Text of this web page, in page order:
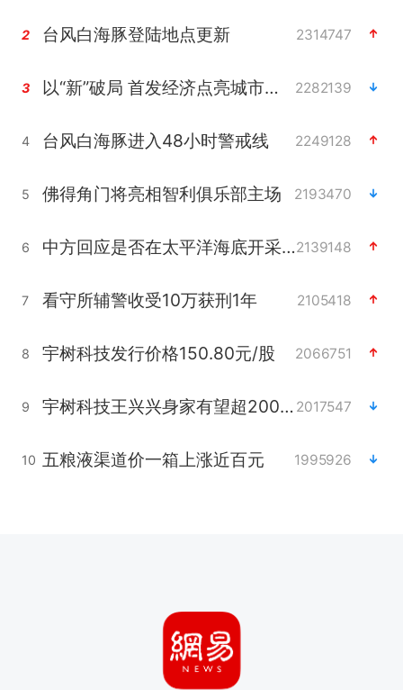
2 台风白海豚登陆地点更新 2314747
3 以“新”破局 首发经济点亮城市消费活力 2282139
4 台风白海豚进入48小时警戒线 2249128
5 佛得角门将亮相智利俱乐部主场 2193470
6 中方回应是否在太平洋海底开采稀土2139148
7 看守所辅警收受10万获刑1年 2105418
8 宇树科技发行价格150.80元/股 2066751
9 宇树科技王兴兴身家有望超200亿元 2017547
10 五粮液渠道价一箱上涨近百元 1995926